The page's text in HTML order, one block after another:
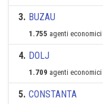
3. BUZAU
1.755 agenti economici
4. DOLJ
1.709 agenti economici
5. CONSTANTA